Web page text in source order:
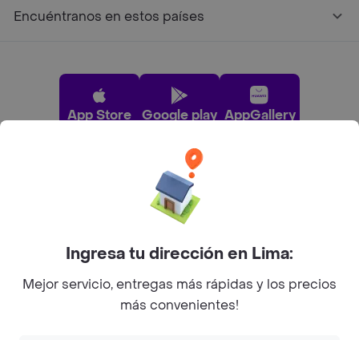
Encuéntranos en estos países
App Store Google play AppGallery
Pide tu comida favorita cerca de ti
Únete a Rappi
Ingresa tu dirección en Lima:
Mejor servicio, entregas más rápidas y los precios
más convenientes!